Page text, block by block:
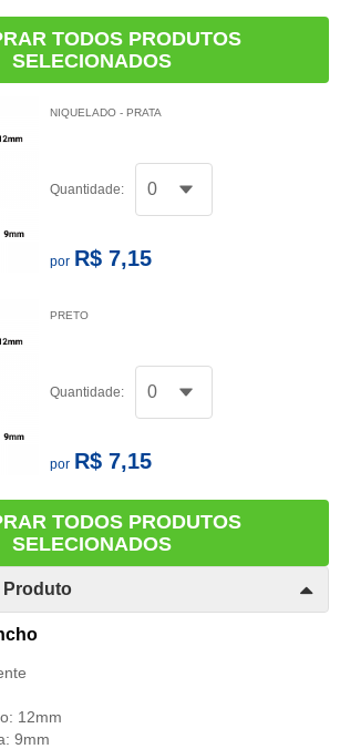
TODOS PRODUTOS
SELECIONADOS
NIQUELADO - PRATA
Quantidade:
por R$ 7,15
PRETO
Quantidade:
por R$ 7,15
TODOS PRODUTOS
SELECIONADOS
Produto
12mm
9mm